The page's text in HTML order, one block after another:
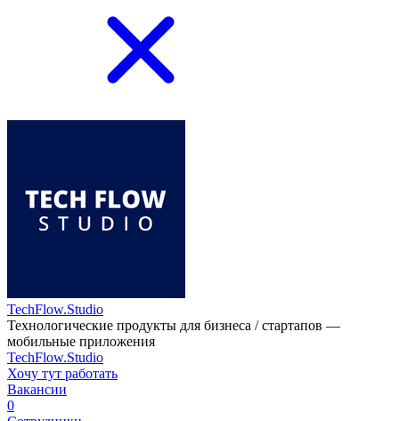
TechFlow.Studio
Технологические продукты для бизнеса / стартапов —
мобильные приложения
TechFlow.Studio
Хочу тут работать
Вакансии
0